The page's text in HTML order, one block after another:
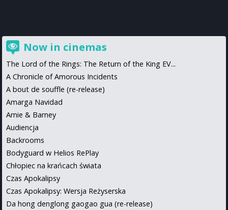
Now in cinemas
The Lord of the Rings: The Return of the King EV...
A Chronicle of Amorous Incidents
A bout de souffle (re-release)
Amarga Navidad
Arnie & Barney
Audiencja
Backrooms
Bodyguard w Helios RePlay
Chłopiec na krańcach świata
Czas Apokalipsy
Czas Apokalipsy: Wersja Reżyserska
Da hong denglong gaogao gua (re-release)